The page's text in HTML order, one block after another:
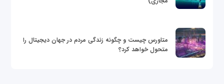
متاورس چیست و چگونه زندگی مردم در جهان دیجیتال را
متحول خواهد کرد؟